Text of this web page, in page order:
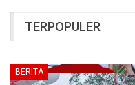
TERPOPULER
BERITA